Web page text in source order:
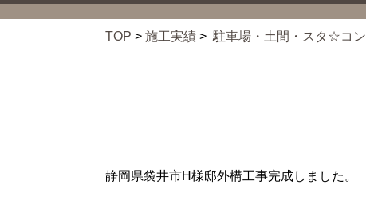
TOP > 施工実績 > 駐車場・土間・スタ☆コン
静岡県袋井市H様邸外構工事完成しました。